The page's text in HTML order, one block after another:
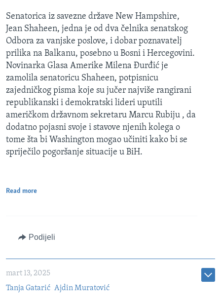
Senatorica iz savezne države New Hampshire,
Jean Shaheen, jedna je od dva čelnika senatskog
Odbora za vanjske poslove, i dobar poznavatelj
prilika na Balkanu, posebno u Bosni i Hercegovini.
Novinarka Glasa Amerike Milena Đurđić je
zamolila senatoricu Shaheen, potpisnicu
zajedničkog pisma koje su jučer najviše rangirani
republikanski i demokratski lideri uputili
američkom državnom sekretaru Marcu Rubiju , da
dodatno pojasni svoje i stavove njenih kolega o
tome šta bi Washington mogao učiniti kako bi se
spriječilo pogoršanje situacije u BiH.
Read more
Podijeli
mart 13, 2025
Tanja Gatarić Ajdin Muratović